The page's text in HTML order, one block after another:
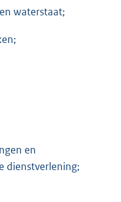
waterstaat;
en
dienstverlening;